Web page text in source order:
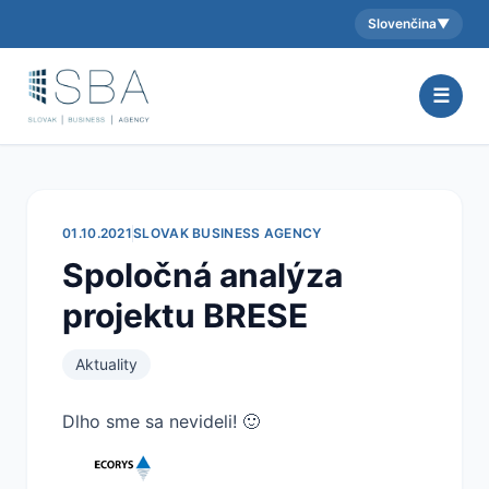
Aktuálny jazyk:
Slovenčina▼
☰
01.10.2021SLOVAK BUSINESS AGENCY
Spoločná analýza
projektu BRESE
Aktuality
Dlho sme sa nevideli! 🙂